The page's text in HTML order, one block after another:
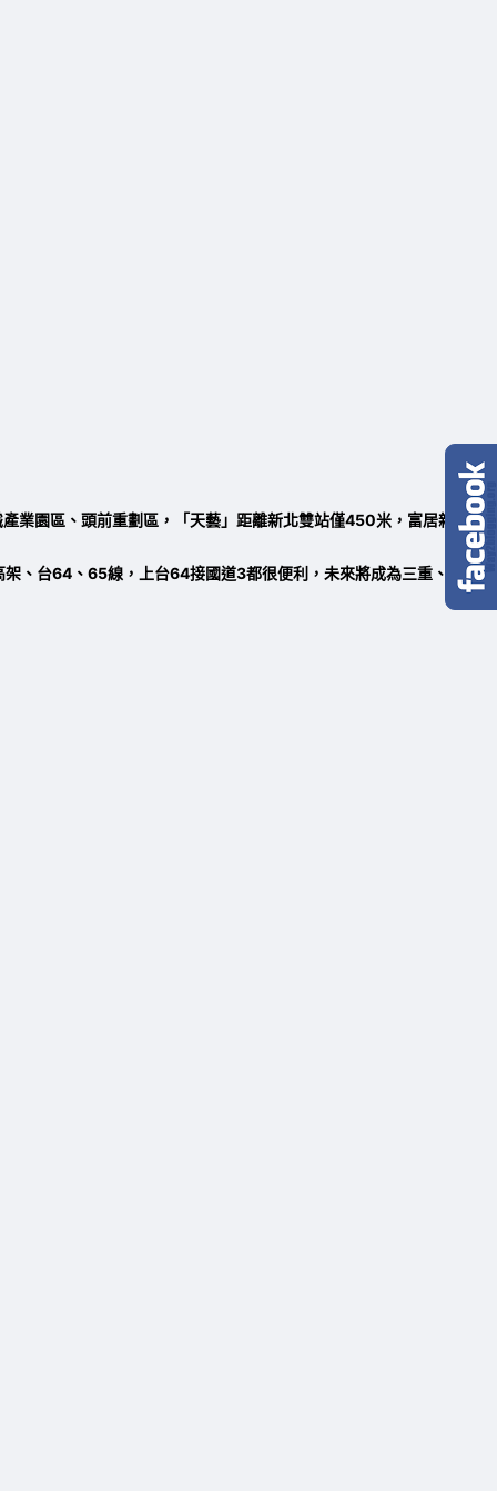
業園區、頭前重劃區，「天藝」距離新北雙站僅450米，富居新北產
、台64、65線，上台64接國道3都很便利，未來將成為三重、蘆洲、